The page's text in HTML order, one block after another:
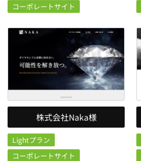
コーポレートサイト
株式会社Naka様
Lightプラン
コーポレートサイト